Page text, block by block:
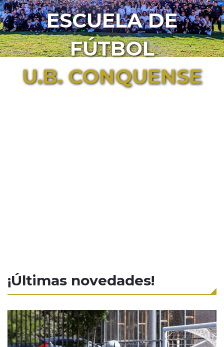
ESCUELA DE
FÚTBOL
U.B. CONQUENSE
¡Últimas novedades!